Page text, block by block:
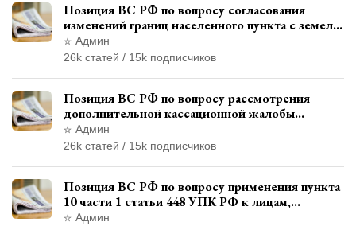
Позиция ВС РФ по вопросу согласования
изменений границ населенного пункта с земель
лесного фонда
Админ
26k статей / 15k подписчиков
Позиция ВС РФ по вопросу рассмотрения
дополнительной кассационной жалобы
адвоката в кассационной инстанции
Админ
26k статей / 15k подписчиков
Позиция ВС РФ по вопросу применения пункта
10 части 1 статьи 448 УПК РФ к лицам,
уволенным из следственных органов
Админ